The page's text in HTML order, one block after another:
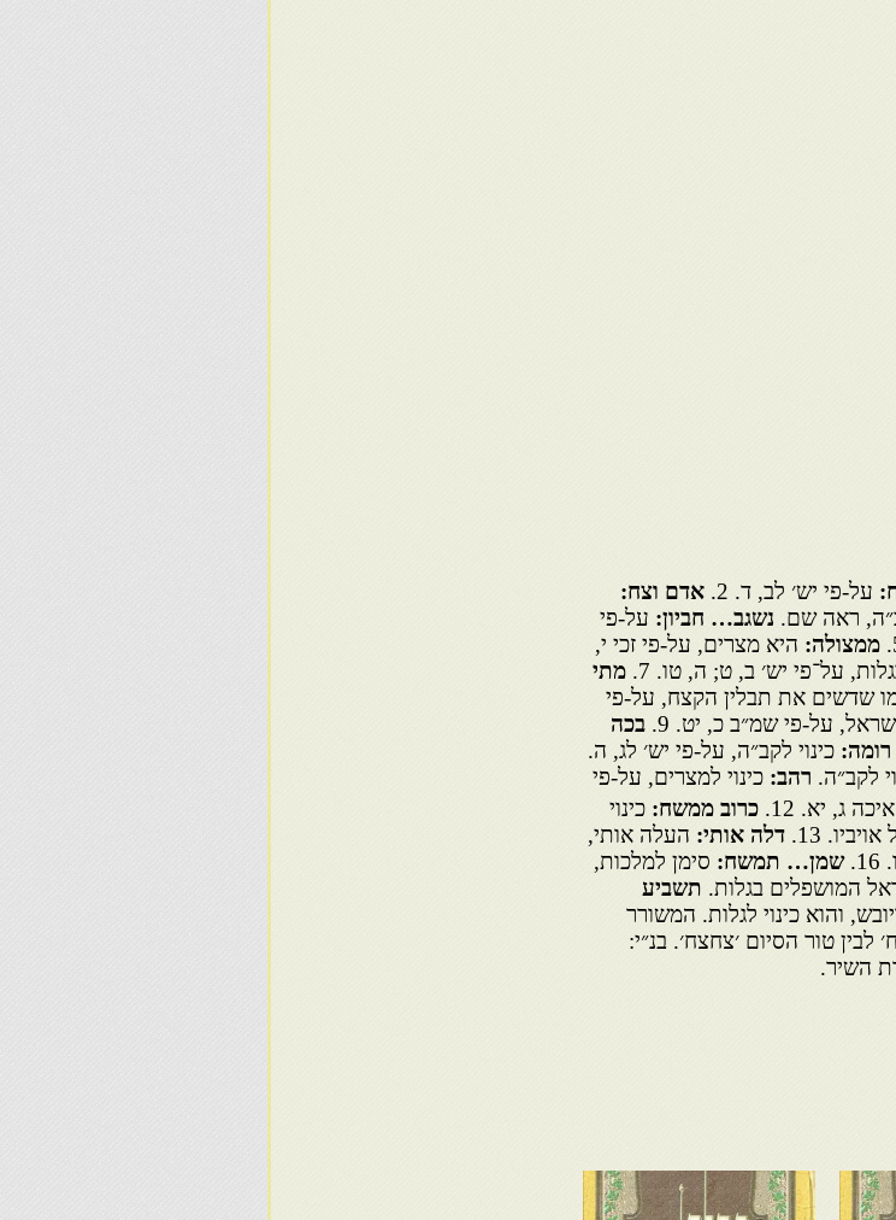
על-פי יש׳ לב, ד. 2.
אדם וצח:
ראה שם. נשגב… חביון: על-פי
ממצולה: היא מצרים, על-פי זכי י,
על־פי יש׳ ב, ט; ה, טו. 7.
מתי
שדשים את תבלין הקצח, על-פי
על-פי שמ״ב כ, יט. 9.
בכה
רומה: כינוי לקב״ה, על-פי יש׳ לג, ה.
לקב״ה. רהב: כינוי למצרים, על-פי
ג, יא. 12. כרוב ממשח: כינוי
13. דלה אותי: העלה אותי,
שמן… תמשח: סימן למלכות,
המושפלים בגלות. תשביע
והוא כינוי לגלות. המשורר
לבין טור הסיום ׳צחצח׳. בנ״י:
השיר.